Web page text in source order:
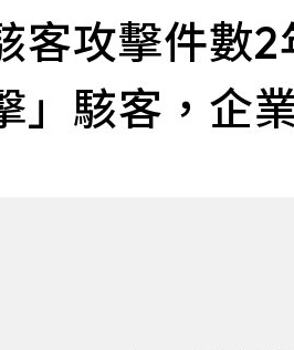
認同的
為基
全。
客攻擊件數
」駭客，企